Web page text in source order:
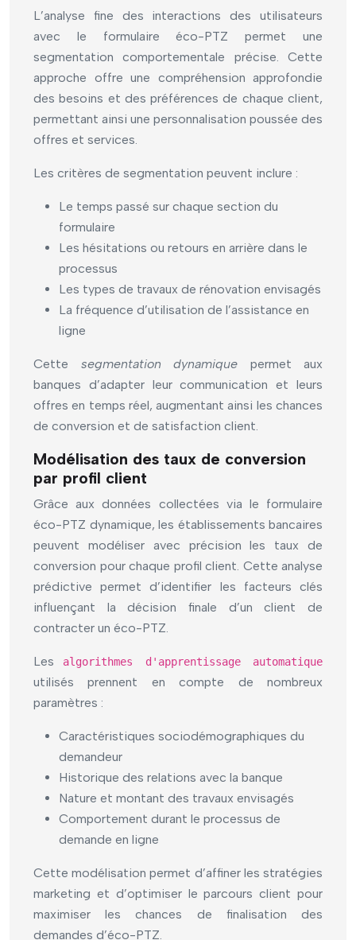
L’analyse fine des interactions des utilisateurs
avec le formulaire éco-PTZ permet une
segmentation comportementale précise. Cette
approche offre une compréhension approfondie
des besoins et des préférences de chaque client,
permettant ainsi une personnalisation poussée des
offres et services.
Les critères de segmentation peuvent inclure :
Le temps passé sur chaque section du
formulaire
Les hésitations ou retours en arrière dans le
processus
Les types de travaux de rénovation envisagés
La fréquence d’utilisation de l’assistance en
ligne
Cette segmentation dynamique permet aux
banques d’adapter leur communication et leurs
offres en temps réel, augmentant ainsi les chances
de conversion et de satisfaction client.
Modélisation des taux de conversion
par profil client
Grâce aux données collectées via le formulaire
éco-PTZ dynamique, les établissements bancaires
peuvent modéliser avec précision les taux de
conversion pour chaque profil client. Cette analyse
prédictive permet d’identifier les facteurs clés
influençant la décision finale d’un client de
contracter un éco-PTZ.
Les algorithmes d'apprentissage automatique
utilisés prennent en compte de nombreux
paramètres :
Caractéristiques sociodémographiques du
demandeur
Historique des relations avec la banque
Nature et montant des travaux envisagés
Comportement durant le processus de
demande en ligne
Cette modélisation permet d’affiner les stratégies
marketing et d’optimiser le parcours client pour
maximiser les chances de finalisation des
demandes d’éco-PTZ.